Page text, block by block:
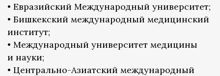
• Евразийский Международный университет;
• Бишкекский международный медицинский
институт;
• Международный университет медицины
и науки;
• Центрально-Азиатский международный